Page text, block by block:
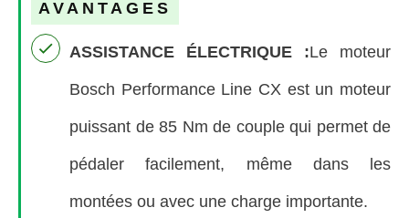
AVANTAGES
ASSISTANCE ÉLECTRIQUE :Le moteur
Bosch Performance Line CX est un moteur
puissant de 85 Nm de couple qui permet de
pédaler facilement, même dans les
montées ou avec une charge importante.